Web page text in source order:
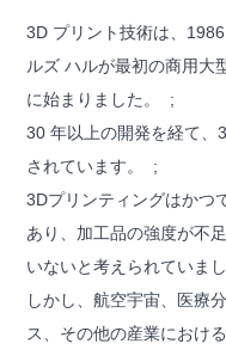
3D プリント技術は、
ルズ ハルが最初の商用大
に始まりました。 ;
30 年以上の開発を経て、
されています。 ;
3Dプリンティングはかつ
あり、加工品の強度が不
いないと考えられていま
しかし、航空宇宙、医療
ス、その他の産業におけ